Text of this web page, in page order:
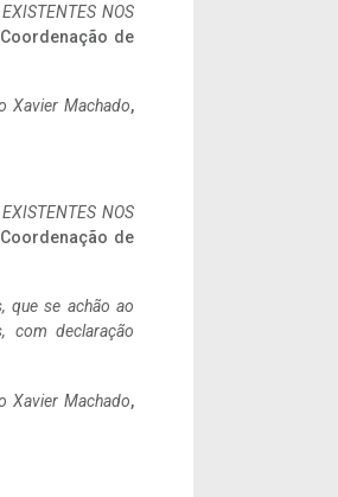
NOS
de
Xavier Machado,
NOS
de
que se achão ao
com declaração
Xavier Machado,